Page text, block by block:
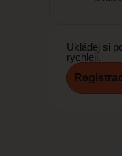
Ukládej si
rychleji.